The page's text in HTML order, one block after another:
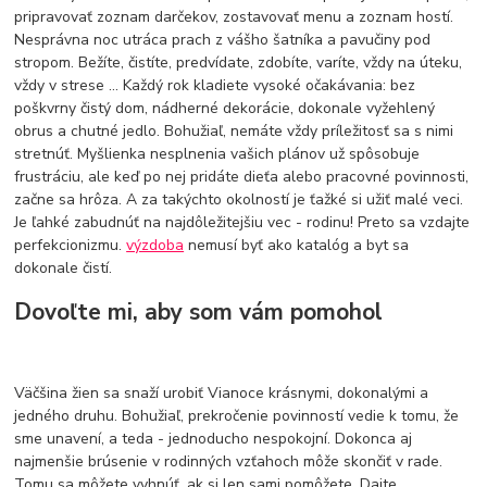
pripravovať zoznam darčekov, zostavovať menu a zoznam hostí.
Nesprávna noc utráca prach z vášho šatníka a pavučiny pod
stropom. Bežíte, čistíte, predvídate, zdobíte, varíte, vždy na úteku,
vždy v strese ... Každý rok kladiete vysoké očakávania: bez
poškvrny čistý dom, nádherné dekorácie, dokonale vyžehlený
obrus a chutné jedlo. Bohužiaľ, nemáte vždy príležitosť sa s nimi
stretnúť. Myšlienka nesplnenia vašich plánov už spôsobuje
frustráciu, ale keď po nej pridáte dieťa alebo pracovné povinnosti,
začne sa hrôza. A za takýchto okolností je ťažké si užiť malé veci.
Je ľahké zabudnúť na najdôležitejšiu vec - rodinu! Preto sa vzdajte
perfekcionizmu.výzdoba nemusí byť ako katalóg a byt sa
dokonale čistí.
Dovoľte mi, aby som vám pomohol
Väčšina žien sa snaží urobiť Vianoce krásnymi, dokonalými a
jedného druhu. Bohužiaľ, prekročenie povinností vedie k tomu, že
sme unavení, a teda - jednoducho nespokojní. Dokonca aj
najmenšie brúsenie v rodinných vzťahoch môže skončiť v rade.